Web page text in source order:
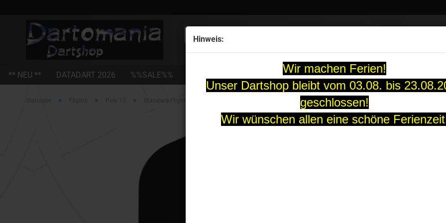
Hinweis:
Wir machen Ferien!
Unser Dartshop bleibt vom 03.08. bis
geschlossen!
Wir wünschen allen eine schöne
Alle
13
** NEU ** DATADART 2026 %%SALE%% SOFT-DARTS DARTBOARDS FLIGHTS
» » »
Pentathlon